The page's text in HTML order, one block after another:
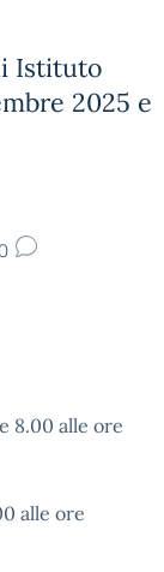
Istituto
2025 e
8.00 alle ore
alle ore